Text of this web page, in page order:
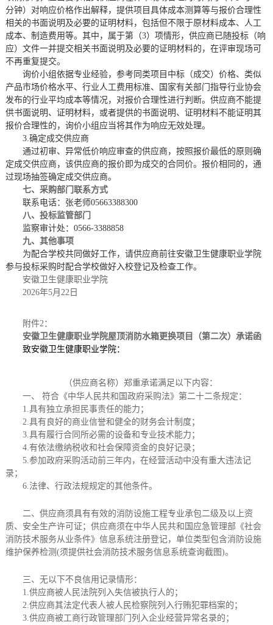
分钟）对响应价格作出解释，提供项目具体成本测算等与报价合理性
相关的书面说明及必要的证明材料，包括但不限于原材料成本、人工
成本、制造费用等。其中，属于第 （3） 项情形，供应商已随投标（响
应） 文件一并提交相关书面说明及必要的证明材料的，在评审现场可
不再重复提交。
询价小组依据专业经验，参考同类项目中标（成交）价格、类似
产品市场价格水平、行业人工费用标准、国家有关部门指导行业协会
发布的行业平均成本等情况，对报价合理性进行判断。供应商不能提
供书面说明、证明材料，或者提供的书面说明、证明材料不能证明其
报价合理性的， 询价小组 应当将其作为响应无效处理。
3.确定成交供应商
通过初审、 异常低价响应审查的供应商，按照报价最低的原则确
定成交供应商，该供应商的报价即为成交的合同价。报价相同的，通
过现场抽签确定成交供应商。
七、采购部门联系方式
联系电话：张老师05663388300
八、投标监管部门
监察审计处： 0566-3388858
九、其他事项
为配合学校共同做好工作，请供应商前往安徽卫生健康职业学院
参与投标采购 时配合学校做好入校登记及检查工作。
安徽卫生健康职业学院
2026年5月 22日
附件2：
安徽卫生健康职业学院屋顶消防水箱更换项目（第二次） 承诺函
致安徽卫生健康职业学院：
（供应商名称）郑重承诺满足以下内容：
一、 符合《中华人民共和国政府采购法》第二十二条规定 ：
1.具有独立承担民事责任的能力；
2.具有良好的商业信誉和健全的财务会计制度；
3.具有履行合同所必需的设备和专业技术能力；
4.有依法缴纳税收和社会保障资金的良好记录；
5.参加政府采购活动前三年内，在经营活动中没有重大违法记
录；
6.法律、行政法规规定的其他条件。
二、供应商须具有有效的消防设施工程专业承包二级及以上资
质、安全生产许可证 ； 供应商须在中华人民共和国应急管理部《社会
消防技术服务从业条件》信息系统注册登记，单位类型包含消防设施
维护保养检测 (须提供社会消防技术服务信息系统查询截图)。
三、无以下不良信用记录情形：
1.供应商被人民法院列入失信被执行人的；
2.供应商其法定代表人被人民检察院列入行贿犯罪档案的；
3.供应商被工商行政管理部门列入企业经营异常名录的；